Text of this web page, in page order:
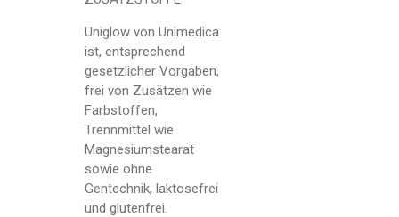
Uniglow von Unimedica
ist, entsprechend
gesetzlicher Vorgaben,
frei von Zusätzen wie
Farbstoffen,
Trennmittel wie
Magnesiumstearat
sowie ohne
Gentechnik, laktosefrei
und glutenfrei.